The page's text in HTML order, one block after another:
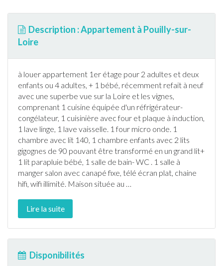
Description : Appartement à Pouilly-sur-
Loire
à louer appartement 1er étage pour 2 adultes et deux
enfants ou 4 adultes, + 1 bébé, récemment refait à neuf
avec une superbe vue sur la Loire et les vignes,
comprenant 1 cuisine équipée d'un réfrigérateur-
congélateur, 1 cuisinière avec four et plaque à induction,
1 lave linge, 1 lave vaisselle. 1 four micro onde. 1
chambre avec lit 140, 1 chambre enfants avec 2 lits
gigognes de 90 pouvant être transformé en un grand lit+
1 lit parapluie bébé, 1 salle de bain- WC . 1 salle à
manger salon avec canapé fixe, télé écran plat, chaine
hifi, wifi illimité. Maison située au …
Lire la suite
Disponibilités